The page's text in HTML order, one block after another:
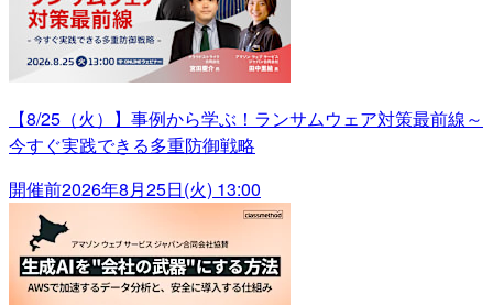
【8/25（火）】事例から学ぶ！ランサムウェア対策最前線～
今すぐ実践できる多重防御戦略
開催前2026年8月25日(火) 13:00